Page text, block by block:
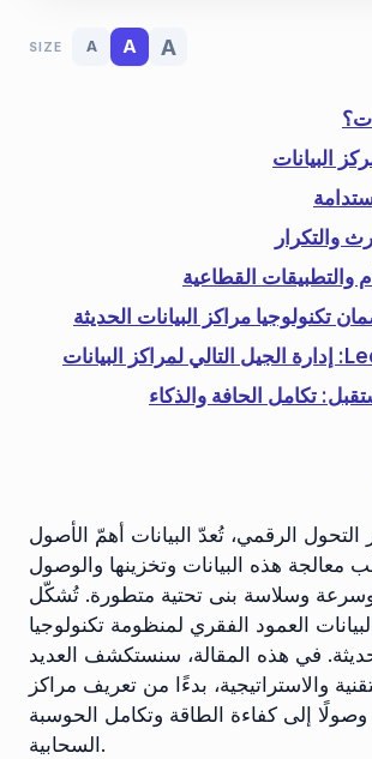
SIZE A A A
البيانات
والتكرار
والتطبيقات القطاعية
تكامل الحافة والذكاء
الرقمي، تُعدّ البيانات أهمّ الأصول
معالجة هذه البيانات وتخزينها والوصول
وسرعة وسلاسة بنى تحتية متطورة. تُشكّل
العمود الفقري لمنظومة تكنولوجيا
في هذه المقالة، سنستكشف العديد
والاستراتيجية، بدءًا من تعريف مراكز
وصولًا إلى كفاءة الطاقة وتكامل الحوسبة
السحابية.